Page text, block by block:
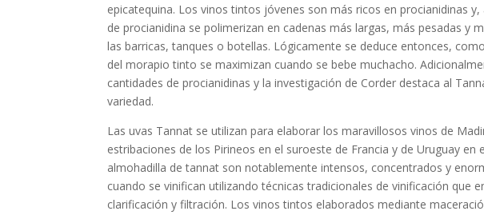
epicatequina. Los vinos tintos jóvenes son más ricos en procianidinas
de procianidina se polimerizan en cadenas más largas, más pesadas y
las barricas, tanques o botellas. Lógicamente se deduce entonces,
del morapio tinto se maximizan cuando se bebe muchacho.
cantidades de procianidinas y la investigación de Corder destaca al
variedad.
Las uvas Tannat se utilizan para elaborar los maravillosos vinos de
estribaciones de los Pirineos en el suroeste de Francia y de Uruguay en
almohadilla de tannat son notablemente intensos, concentrados y
cuando se vinifican utilizando técnicas tradicionales de vinificación que
clarificación y filtración. Los vinos tintos elaborados mediante